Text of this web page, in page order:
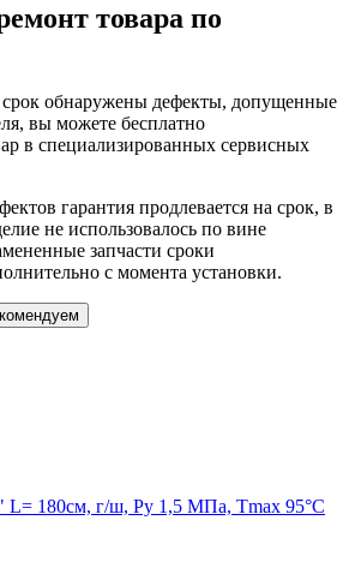
товара по
обнаружены дефекты, допущенные
вы можете бесплатно
в специализированных сервисных
гарантия продлевается на срок, в
не использовалось по вине
запчасти сроки
с момента установки.
L= 180см, г/ш, Ру 1,5 МПа, Тmax 95°С